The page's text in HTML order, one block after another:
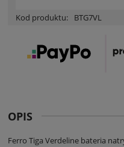
Kod produktu: BTG7VL
OPIS
Ferro Tiga Verdeline bateria